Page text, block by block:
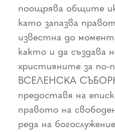
поощрява общите
като запазва
известна до
както и да създава
християните за по-
ВСЕЛЕНСКА
предоставя на
правото на
реда на